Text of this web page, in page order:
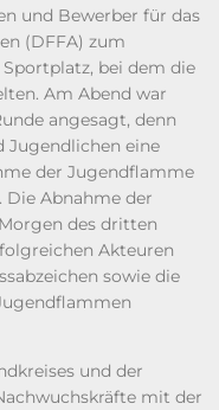
und Bewerber für das
(DFFA) zum
bei dem die
Am Abend war
angesagt, denn
Jugendlichen eine
der Jugendflamme
Die Abnahme der
des dritten
Akteuren
sowie die
und der
mit der